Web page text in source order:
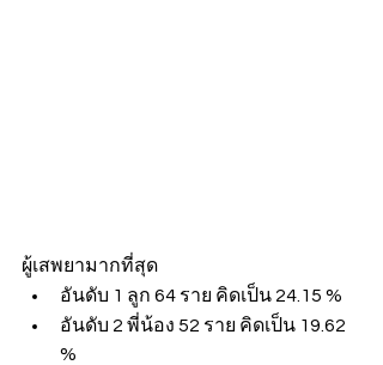
ผู้เสพยามากที่สุด
อันดับ 1 ลูก 64 ราย คิดเป็น 24.15 %
อันดับ 2 พี่น้อง 52 ราย คิดเป็น 19.62
%